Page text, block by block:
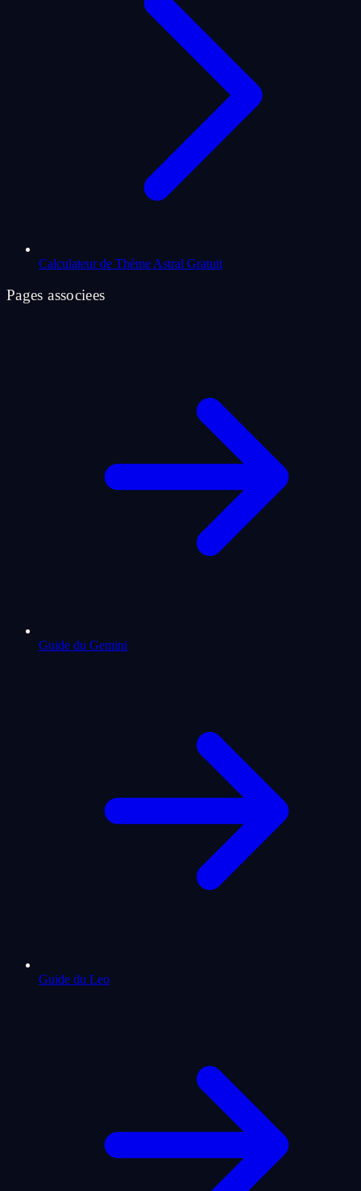
Calculateur de Thème Astral Gratuit
Pages associees
Guide du Gemini
Guide du Leo